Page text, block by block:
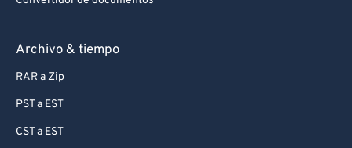
Archivo & tiempo
RAR a Zip
PST a EST
CST a EST